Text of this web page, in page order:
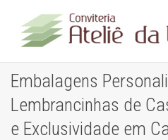
Embalagens
Lembrancinhas de
e Exclusividade em